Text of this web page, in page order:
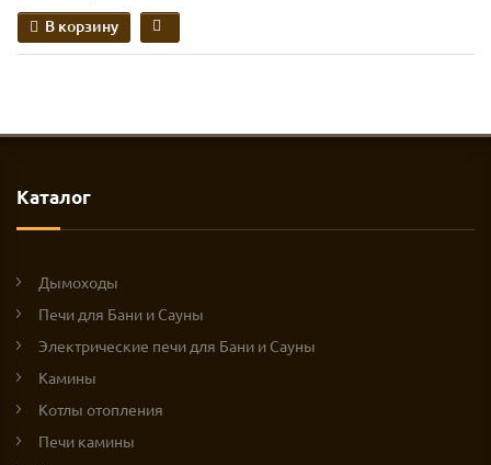
В корзину
Каталог
Дымоходы
Печи для Бани и Сауны
Электрические печи для Бани и Сауны
Камины
Котлы отопления
Печи камины